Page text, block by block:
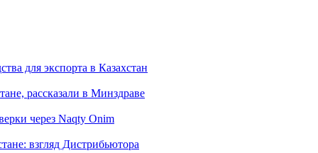
для экспорта в Казахстан
рассказали в Минздраве
через Naqty Onim
взгляд Дистрибьютора